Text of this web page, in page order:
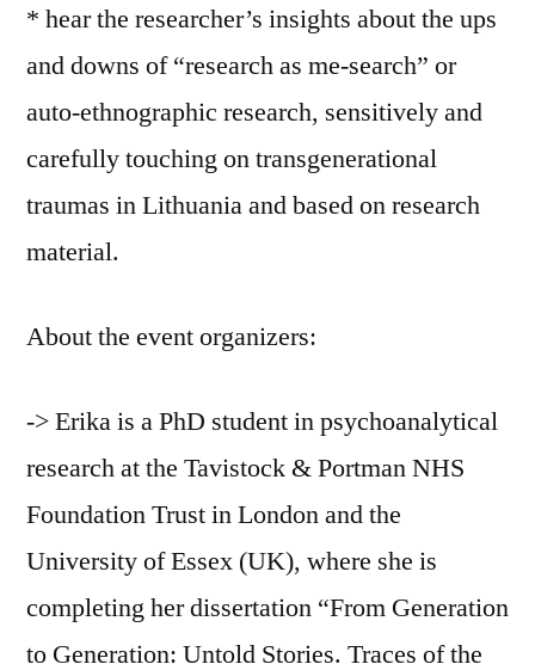
* hear the researcher’s insights about the ups
and downs of “research as me-search” or
auto-ethnographic research, sensitively and
carefully touching on transgenerational
traumas in Lithuania and based on research
material.
About the event organizers:
-> Erika is a PhD student in psychoanalytical
research at the Tavistock & Portman NHS
Foundation Trust in London and the
University of Essex (UK), where she is
completing her dissertation “From Generation
to Generation: Untold Stories. Traces of the